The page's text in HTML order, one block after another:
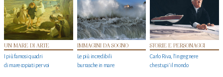
UN MARE DI ARTE
I più famosi quadri
di mare copiati per voi
IMMAGINI DA SOGNO
Le più incredibili
burrasche in mare
STORIE E PERSONAGGI
Carlo Riva, l’ingegnere
che stupi' il mondo